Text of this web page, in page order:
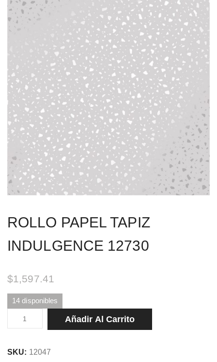
ROLLO PAPEL TAPIZ
INDULGENCE 12730
$1,597.41
14 disponibles
ROLLO
PAPEL
INDULGENCE
Añadir Al Carrito
SKU: 12047